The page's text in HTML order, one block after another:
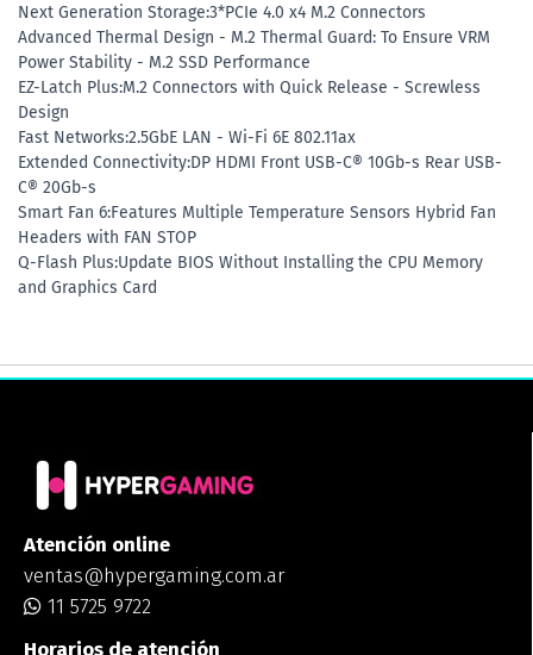
Next Generation Storage:3*PCIe 4.0 x4 M.2 Connectors
Advanced Thermal Design - M.2 Thermal Guard: To Ensure VRM
Power Stability - M.2 SSD Performance
EZ-Latch Plus:M.2 Connectors with Quick Release - Screwless
Design
Fast Networks:2.5GbE LAN - Wi-Fi 6E 802.11ax
Extended Connectivity:DP HDMI Front USB-C® 10Gb-s Rear USB-
C® 20Gb-s
Smart Fan 6:Features Multiple Temperature Sensors Hybrid Fan
Headers with FAN STOP
Q-Flash Plus:Update BIOS Without Installing the CPU Memory
and Graphics Card
Atención online
ventas@hypergaming.com.ar
11 5725 9722
Horarios de atención